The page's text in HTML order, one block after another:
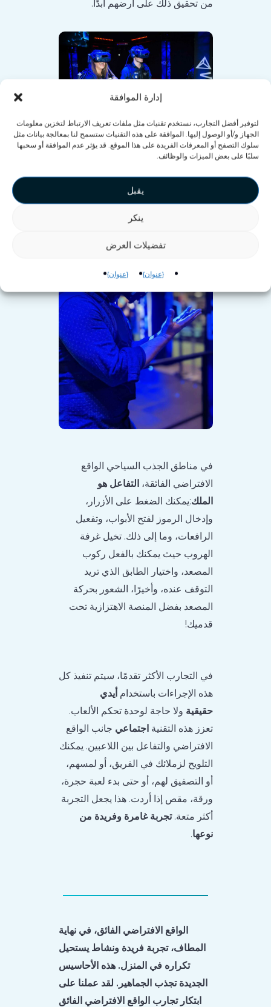
إدارة الموافقة
لتوفير أفضل التجارب، نستخدم تقنيات مثل ملفات تعريف الارتباط لتخزين معلومات
الجهاز و/أو الوصول إليها. الموافقة على هذه التقنيات ستسمح لنا بمعالجة بيانات مثل
سلوك التصفح أو المعرفات الفريدة على هذا الموقع. قد يؤثر عدم الموافقة أو سحبها
سلبًا على بعض الميزات والوظائف.
يقبل
ينكر
تفضيلات العرض
{عنوان} {عنوان}
من تحقيق ذلك على أرضهم أبدًا.
في مناطق الجذب السياحي الواقع
الافتراضي الفائقة، التفاعل هو
الملك:يمكنك الضغط على الأزرار،
وإدخال الرموز لفتح الأبواب، وتفعيل
الرافعات، وما إلى ذلك. تخيل غرفة
الهروب حيث يمكنك بالفعل ركوب
المصعد، واختيار الطابق الذي تريد
التوقف عنده، وأخيرًا، الشعور بحركة
المصعد بفضل المنصة الاهتزازية تحت
قدميك!
في التجارب الأكثر تقدمًا، سيتم تنفيذ كل
هذه الإجراءات باستخدام أيدي
حقيقية ولا حاجة لوحدة تحكم الألعاب.
تعزز هذه التقنية اجتماعي جانب الواقع
الافتراضي والتفاعل بين اللاعبين. يمكنك
التلويح لزملائك في الفريق، أو لمسهم،
أو التصفيق لهم، أو حتى بدء لعبة حجرة،
ورقة، مقص إذا أردت. هذا يجعل التجربة
أكثر متعة.تجربة غامرة وفريدة من
نوعها.
الواقع الافتراضي الفائق، في نهاية
المطاف، تجربة فريدة ونشاط يستحيل
تكراره في المنزل. هذه الأحاسيس
الجديدة تجذب الجماهير. لقد عملنا على
ابتكار تجارب الواقع الافتراضي الفائق